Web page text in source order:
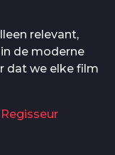
relevant,
de moderne
dat we elke film